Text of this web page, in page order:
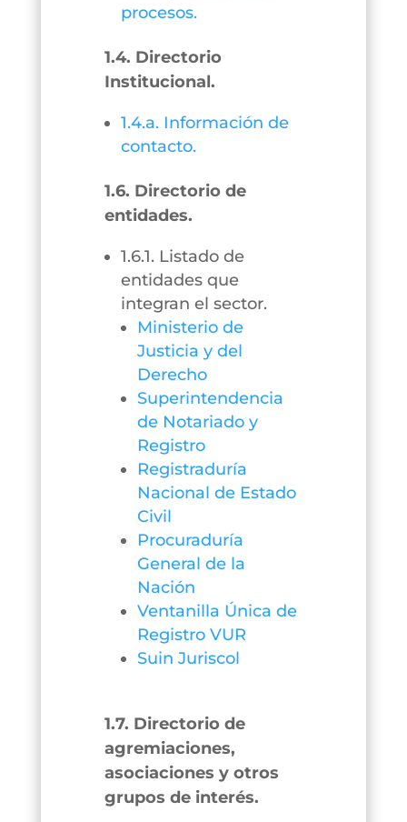
procesos.
1.4. Directorio
Institucional.
1.4.a. Información de
contacto.
1.6. Directorio de
entidades.
1.6.1. Listado de
entidades que
integran el sector.
Ministerio de
Justicia y del
Derecho
Superintendencia
de Notariado y
Registro
Registraduría
Nacional de Estado
Civil
Procuraduría
General de la
Nación
Ventanilla Única de
Registro VUR
Suin Juriscol
1.7. Directorio de
agremiaciones,
asociaciones y otros
grupos de interés.